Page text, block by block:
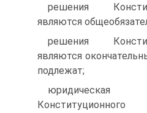
решения
являются
решения
являются
подлежат;